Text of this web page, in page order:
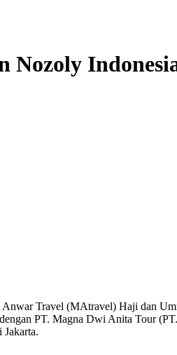
Nozoly
Travel (MAtravel) Haji dan
PT. Magna Dwi Anita Tour